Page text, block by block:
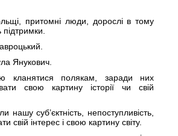
притомні люди, дорослі в тому
Янукович.
кланятися полякам, заради них
свою картину історії чи свій
нашу суб’єктність, непоступливість,
свій інтерес і свою картину світу.